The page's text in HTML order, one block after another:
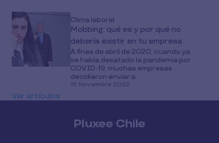
Clima laboral
Mobbing: qué es y por qué no
debería existir en tu empresa
A fines de abril de 2020, cuando ya
se había desatado la pandemia por
COVID-19, muchas empresas
decidieron enviar a...
16 Noviembre 2022
Ver artículos
Pluxee Chile